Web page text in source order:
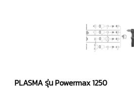
PLASMA รุ่น Powermax 1250